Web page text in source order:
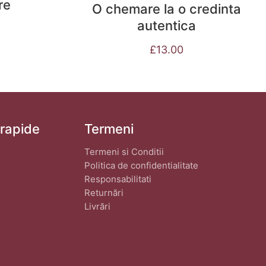
O chemare la o credinta
autentica
£13.00
Termeni
Termeni si Conditii
Politica de confidentialitate
Responsabilitati
Returnări
Livrări